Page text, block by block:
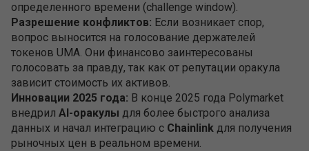
определенного времени (challenge window).
Разрешение конфликтов: Если возникает спор,
вопрос выносится на голосование держателей
токенов UMA. Они финансово заинтересованы
голосовать за правду, так как от репутации оракула
зависит стоимость их активов.
Инновации 2025 года: В конце 2025 года Polymarket
внедрил AI-оракулы для более быстрого анализа
данных и начал интеграцию с Chainlink для получения
рыночных цен в реальном времени.